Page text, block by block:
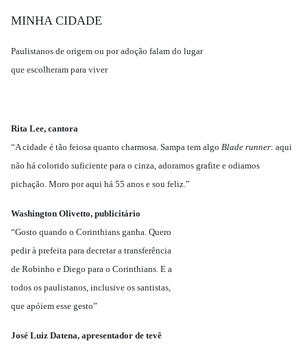
MINHA CIDADE
Paulistanos de origem ou por adoção falam do lugar
que escolheram para viver
Rita Lee, cantora
“A cidade é tão feiosa quanto charmosa. Sampa tem algo Blade runner: aqui
não há colorido suficiente para o cinza, adoramos grafite e odiamos
pichação. Moro por aqui há 55 anos e sou feliz.”
Washington Olivetto, publicitário
“Gosto quando o Corinthians ganha. Quero
pedir à prefeita para decretar a transferência
de Robinho e Diego para o Corinthians. E a
todos os paulistanos, inclusive os santistas,
que apóiem esse gesto”
José Luiz Datena, apresentador de tevê